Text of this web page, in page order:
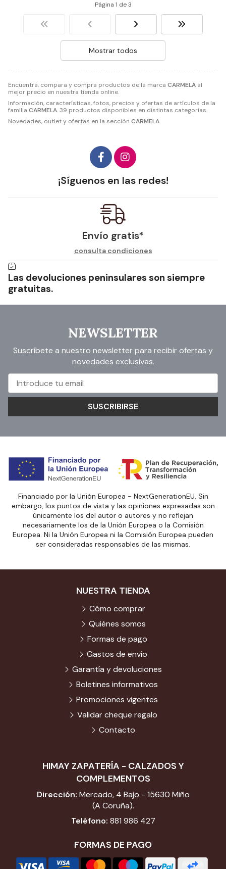
Encuentra, compara y compra productos de la marca CARMELA al
mejor precio en nuestra tienda online.
Información, características, fotos, precios y ofertas de artículos de la
familia CARMELA. 39 productos disponibles en distintas categorías.
Novedades, outlet y ofertas en la sección CARMELA.
Página 1 de 3
Mostrar todos
¡Síguenos en las redes!
Envío gratis*
consulta condiciones
Las devoluciones peninsulares son siempre
gratuitas.
NEWSLETTER
Suscríbete a nuestro newsletter para recibir ofertas y
novedades exclusivas.
SUSCRIBIRSE
Financiado por la Unión Europea - NextGenerationEU. Sin
embargo, los puntos de vista y las opiniones expresadas son
únicamente los del autor o autores y no reflejan
necesariamente los de la Unión Europea o la Comisión
Europea. Ni la Unión Europea ni la Comisión Europea pueden
ser consideradas responsables de las mismas.
HIMAY ZAPATERÍA - CALZADOS Y
COMPLEMENTOS
Dirección: Mercado, 4 Bajo - 15630 Miño
(A Coruña).
Teléfono: 881 986 427
FORMAS DE PAGO
NUESTRA TIENDA
Cómo comprar
Quiénes somos
Formas de pago
Gastos de envío
Garantía y devoluciones
Boletines informativos
Promociones vigentes
Validar cheque regalo
Contacto